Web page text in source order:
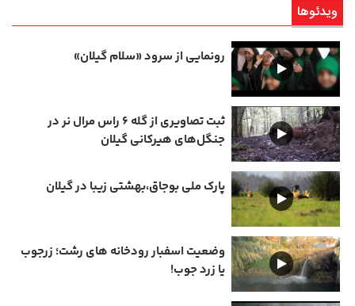
ویدئوها
رونمایی از سرود «سلام گیلان»
ثبت تصاویری از گله ۶ راس مرال نر در
جنگل‌های هیرکانی گیلان
پارک ملی بوجاق،بهشتی زیبا در گیلان
وضعیت اسفبار رودخانه های رشت؛ زرجوب
یا زرد جوب!